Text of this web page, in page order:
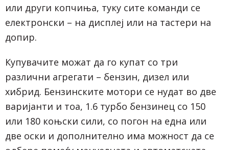
или други копчиња, туку сите команди се
електронски – на дисплеј или на тастери на
допир.
Купувачите можат да го купат со три
различни агрегати – бензин, дизел или
хибрид. Бензинските мотори се нудат во две
варијанти и тоа, 1.6 турбо бензинец со 150
или 180 коњски сили, со погон на една или
две оски и дополнително има можност да се